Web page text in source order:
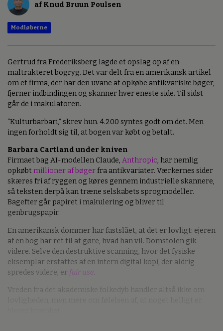
af Knud Bruun Poulsen
Modløberne
Gertrud fra Frederiksberg lagde et opslag op af en
maltrakteret bogryg. Det var delt fra en amerikansk artikel
om et firma, der har den uvane at opkøbe antikvariske bøger,
fjerner indbindingen og skanner hver eneste side. Til sidst
går de i makulatoren.
“Kulturbarbari,” skrev hun. 4.200 syntes godt om det. Men
ingen forholdt sig til, at bogen var købt og betalt.
Barbara Cartland under kniven
Firmaet bag AI-modellen Claude, Anthropic, har nemlig
opkøbt millioner af bøgerfra antikvariater. Værkernes sider
skæres fri af ryggen og køres gennem industrielle skannere,
så teksten derpå kan træne selskabets sprogmodeller.
Bagefter går papiret i makulering og bliver til
genbrugspapir.
En amerikansk dommer har fastslået, at det er lovligt: ejeren
af en bog har ret til at gøre, hvad han vil. Domstolen gik
videre. Selve den destruktive scanning, hvor det fysiske
eksemplar erstattes af en intern digital kopi, der aldrig
spredes videre, er fair use.
Vreden fra det akademiske folkedyb handler altså ikke om